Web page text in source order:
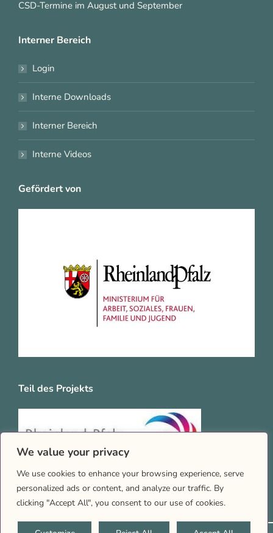
We value your privacy
We use cookies to enhance your browsing experience, serve
personalized ads or content, and analyze our traffic. By
clicking "Accept All", you consent to our use of cookies.
CSD-Termine im August und September
Interner Bereich
Login
Interne Downloads
Interner Bereich
Interne Videos
Gefördert von
Teil des Projekts